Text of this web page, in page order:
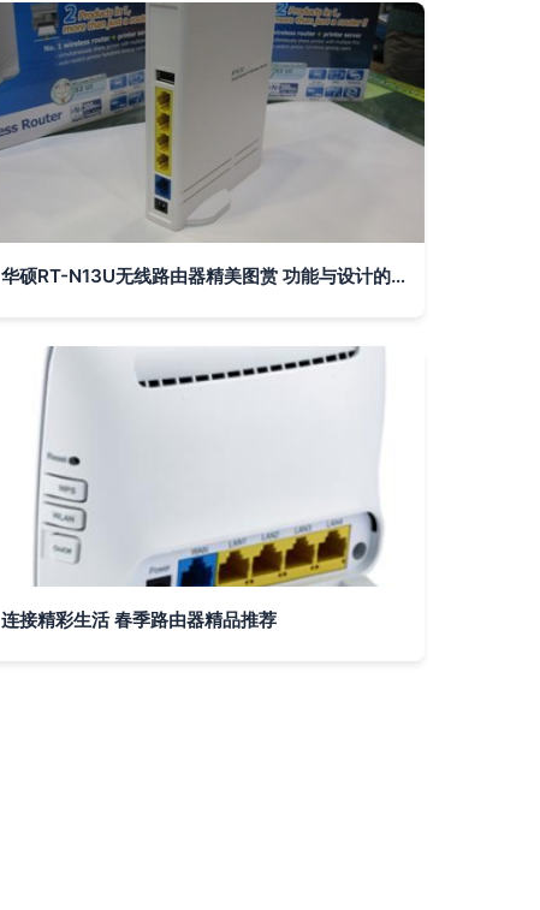
华硕RT-N13U无线路由器精美图赏 功能与设计的完美结合
连接精彩生活 春季路由器精品推荐